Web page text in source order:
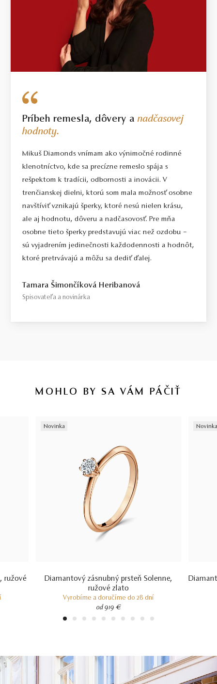
Príbeh remesla, dôvery anadčasovej
hodnoty.
Mikuš Diamonds vnímam ako výnimočné rodinné
klenotníctvo, kde sa precízne remeslo spája s
rešpektom k tradícii, odbornosti a inovácii. V
trenčianskej dielni, ktorú som mala možnosť osobne
navštíviť vznikajú šperky, ktoré nesú nielen krásu,
ale aj hodnotu, dôveru a nadčasovosť. Pre mňa
osobne tieto šperky predstavujú viac než ozdobu –
sú vyjadrením jedinečnosti každodennosti a hodnôt,
ktoré pretrvávajú a môžu sa dediť ďalej.
Tamara Šimončíková Heribanová
Spisovateľa a novinárka
MOHLO BY SA VÁM PÁČIŤ
ružové
Novinka
Diamantový zásnubný prsteň Solenne,
ružové zlato
Vyrobíme a doručíme do 28 dní
od 919 €
Novinka
1 2 3 4 5 6 7 8 9 10